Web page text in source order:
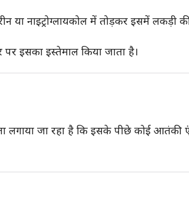
या नाइट्रोग्लायकोल में तोड़कर इसमें लकड़ी
पर इसका इस्तेमाल किया जाता है।
जा रहा है कि इसके पीछे कोई आतंकी